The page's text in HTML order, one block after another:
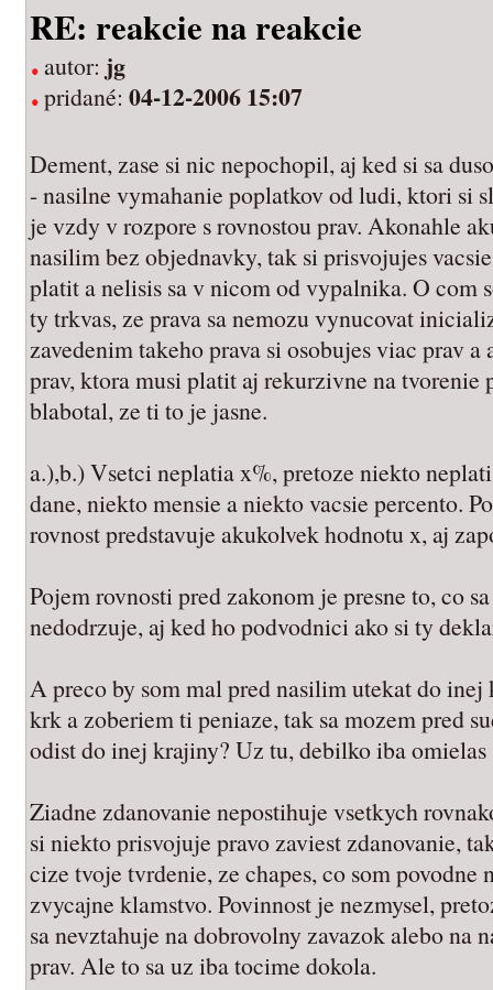
RE: reakcie na reakcie
autor: jg
pridané: 04-12-2006 15:07
Dement, zase si nic nepochopil, aj ked si sa
- nasilne vymahanie poplatkov od ludi, ktori si
je vzdy v rozpore s rovnostou prav. Akonahle
nasilim bez objednavky, tak si prisvojujes
platit a nelisis sa v nicom od vypalnika. O com
ty trkvas, ze prava sa nemozu vynucovat
zavedenim takeho prava si osobujes viac prav
prav, ktora musi platit aj rekurzivne na tvorenie
blabotal, ze ti to je jasne.
a.),b.) Vsetci neplatia x%, pretoze niekto
dane, niekto mensie a niekto vacsie percento.
rovnost predstavuje akukolvek hodnotu x, aj
Pojem rovnosti pred zakonom je presne to, co
nedodrzuje, aj ked ho podvodnici ako si ty
A preco by som mal pred nasilim utekat do
krk a zoberiem ti peniaze, tak sa mozem pred
odist do inej krajiny? Uz tu, debilko iba omielas
Ziadne zdanovanie nepostihuje vsetkych
si niekto prisvojuje pravo zaviest zdanovanie,
cize tvoje tvrdenie, ze chapes, co som povodne
zvycajne klamstvo. Povinnost je nezmysel,
sa nevztahuje na dobrovolny zavazok alebo na
prav. Ale to sa uz iba tocime dokola.